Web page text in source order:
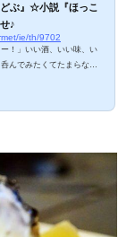
ぶ』☆小説『ほっこ
♪
ie/th/9702
！」いい酒、いい味、い
んでみたくてたまらなく
。常温、どぶジンジャ
いふるいで越して加水
を損なわな...